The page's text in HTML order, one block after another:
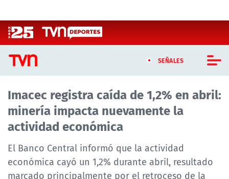
SEÑALES
CASTING MASTERCHEF CHILE
CASTING TVN VERTICAL
TVN VERTICAL
TVN PLAY
Imacec registra caída de 1,2% en abril:
minería impacta nuevamente la
actividad económica
El Banco Central informó que la actividad
económica cayó un 1,2% durante abril, resultado
marcado principalmente por el retroceso de la